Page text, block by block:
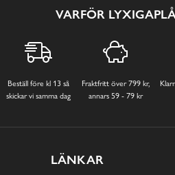
VARFÖR
Beställ före kl 13 så
skickar vi samma dag
Fraktfritt över 799 kr,
annars 59 - 79 kr
LÄNKAR